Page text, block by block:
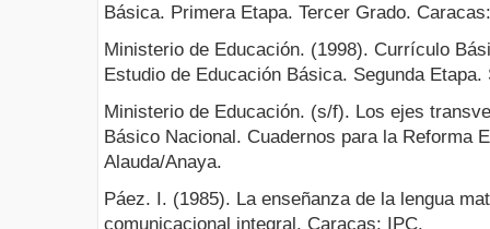
Básica. Primera Etapa. Tercer Grado.
Ministerio de Educación. (1998). Currículo
Estudio de Educación Básica. Segunda
Ministerio de Educación. (s/f). Los ejes
Básico Nacional. Cuadernos para la Reforma
Alauda/Anaya.
Páez. I. (1985). La enseñanza de la lengua
comunicacional integral. Caracas: IPC.